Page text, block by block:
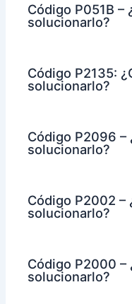
Código P051B –
solucionarlo?
Código P2135:
solucionarlo?
Código P2096 –
solucionarlo?
Código P2002 –
solucionarlo?
Código P2000 –
solucionarlo?